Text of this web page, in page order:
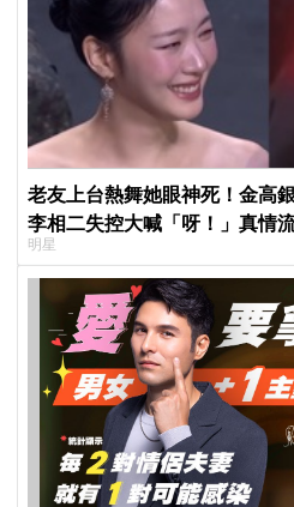
老友上台熱舞她眼神死！金高
李相二失控大喊「呀！」真情
明星